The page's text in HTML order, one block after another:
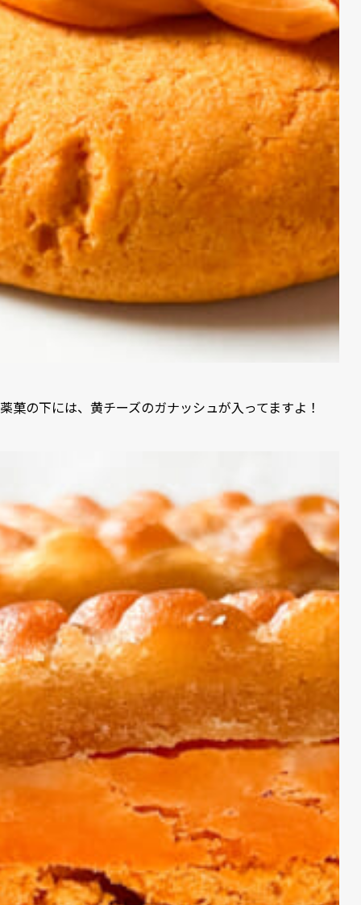
薬菓の下には、黄チーズのガナッシュが入ってますよ！